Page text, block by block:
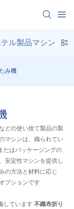
ル製品マシン
み機
どの使い捨て製品の製
マシンは、織られてい
たはパッケージングの
安定性マシンを提供し
の方法と材料に応じ
プションです
しています 不織布折り